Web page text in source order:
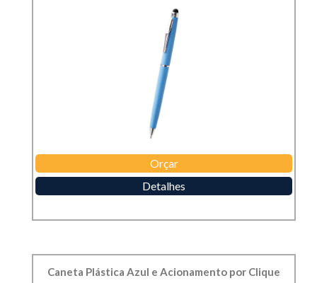
Orçar
Detalhes
Caneta Plástica Azul e Acionamento por Clique